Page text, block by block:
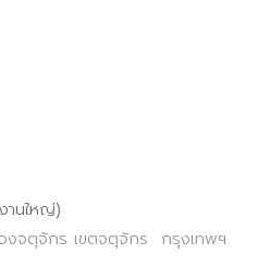
านใหญ่)
จตุจักร เขตจตุจักร กรุงเทพฯ